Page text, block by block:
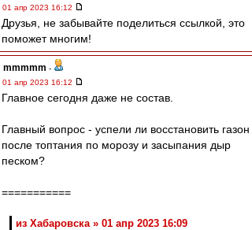
01 апр 2023 16:12
Друзья, не забывайте поделиться ссылкой, это
поможет многим!
mmmmm -
01 апр 2023 16:12
Главное сегодня даже не состав.
Главный вопрос - успели ли восстановить газон
после топтания по морозу и засыпания дыр
песком?
===========
из Хабаровска » 01 апр 2023 16:09